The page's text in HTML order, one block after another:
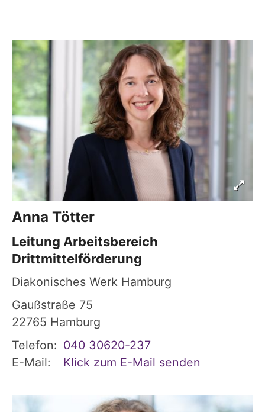
Anna Tötter
Leitung Arbeitsbereich
Drittmittelförderung
Diakonisches Werk Hamburg
Gaußstraße 75
22765 Hamburg
Telefon: 040 30620-237
E-Mail:
Klick zum E-Mail senden